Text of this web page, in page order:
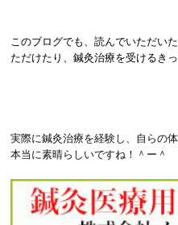
このブログでも、読んでいただい
ただけたり、鍼灸治療を受けるき
実際に鍼灸治療を経験し、自らの
本当に素晴らしいですね！＾ー＾